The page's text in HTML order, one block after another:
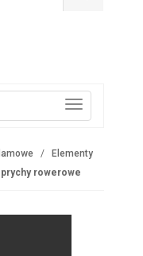
Elementy
rowerowe